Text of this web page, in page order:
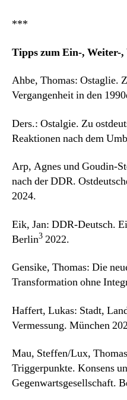
***
Tipps zum Ein-, Weiter-,
Ahbe, Thomas: Ostaglie.
Vergangenheit in den
Ders.: Ostalgie. Zu
Reaktionen nach dem
Arp, Agnes und Goudin-
nach der DDR.
2024.
Eik, Jan: DDR-Deutsch.
Berlin3 2022.
Gensike, Thomas: Die
Transformation ohne
Haffert, Lukas: Stadt,
Vermessung. München
Mau, Steffen/Lux,
Triggerpunkte. Konsens
Gegenwartsgesellschaft.